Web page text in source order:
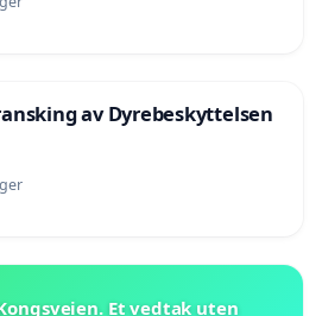
av Dyrebeskyttelsen
Et vedtak uten